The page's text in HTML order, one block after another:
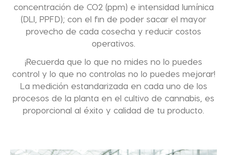
concentración de CO2 (ppm) e intensidad lumínica
(DLI, PPFD); con el fin de poder sacar el mayor
provecho de cada cosecha y reducir costos
operativos.
¡Recuerda que lo que no mides no lo puedes
control y lo que no controlas no lo puedes mejorar!
La medición estandarizada en cada uno de los
procesos de la planta en el cultivo de cannabis, es
proporcional al éxito y calidad de tu producto.